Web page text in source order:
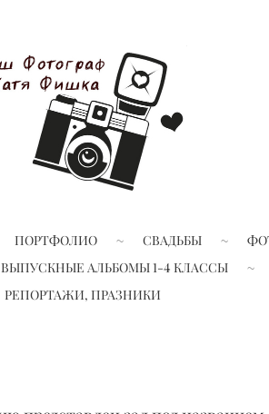
ПОРТФОЛИО СВАДЬБЫ
ВЫПУСКНЫЕ АЛЬБОМЫ 1-4 КЛАССЫ
РЕПОРТАЖИ, ПРАЗНИКИ